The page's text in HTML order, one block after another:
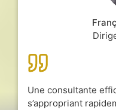
Une consultante
s’appropriant